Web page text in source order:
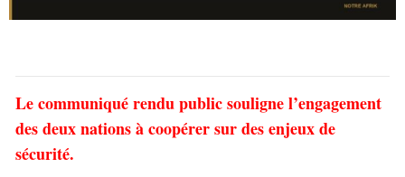
Le communiqué rendu public souligne l’engagement
des deux nations à coopérer sur des enjeux de
sécurité.